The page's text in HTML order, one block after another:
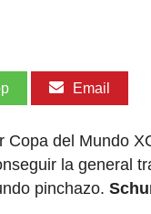
Email
Copa del Mundo
la general
pinchazo.